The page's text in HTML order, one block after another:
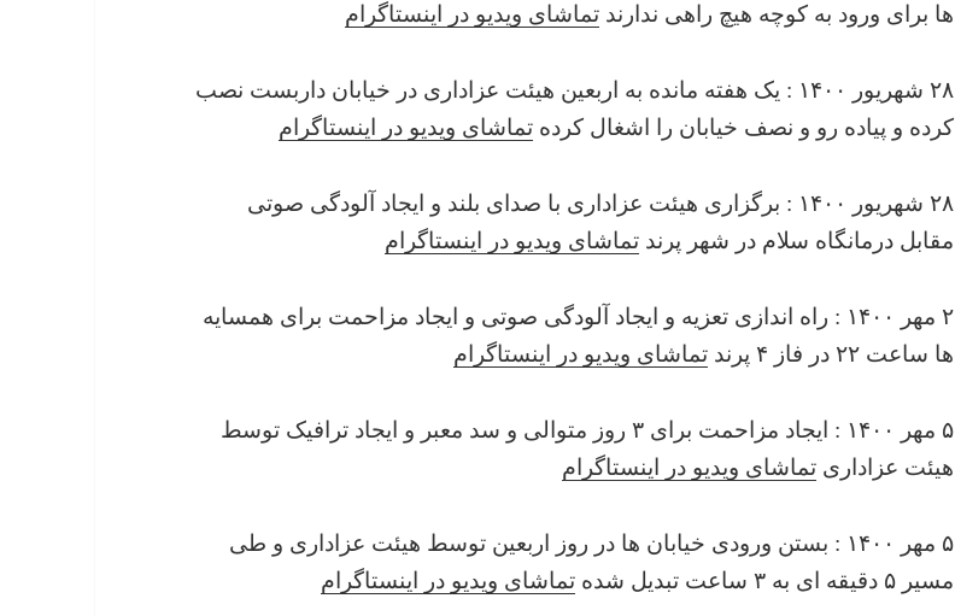
ها برای ورود به کوچه هیچ راهی ندارندتماشای ویدیو در اینستاگرام
۲۸ شهریور ۱۴۰۰ : یک هفته مانده به اربعین هیئت عزاداری در خیابان داربست نصب
کرده و پیاده رو و نصف خیابان را اشغال کردهتماشای ویدیو در اینستاگرام
۲۸ شهریور ۱۴۰۰ : برگزاری هیئت عزاداری با صدای بلند و ایجاد آلودگی صوتی
مقابل درمانگاه سلام در شهر پرندتماشای ویدیو در اینستاگرام
۲ مهر ۱۴۰۰ : راه اندازی تعزیه و ایجاد آلودگی صوتی و ایجاد مزاحمت برای همسایه
ها ساعت ۲۲ در فاز ۴ پرند
تماشای ویدیو در اینستاگرام
۵ مهر ۱۴۰۰ : ایجاد مزاحمت برای ۳ روز متوالی و سد معبر و ایجاد ترافیک توسط
هیئت عزاداریتماشای ویدیو در اینستاگرام
۵ مهر ۱۴۰۰ : بستن ورودی خیابان ها در روز اربعین توسط هیئت عزاداری و طی
مسیر ۵ دقیقه ای به ۳ ساعت تبدیل شده
تماشای ویدیو در اینستاگرام